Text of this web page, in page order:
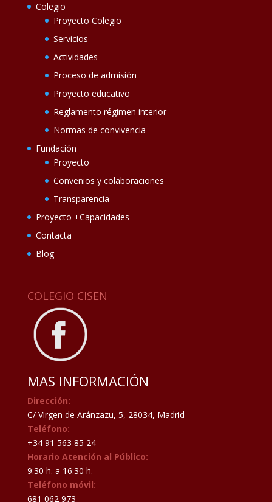
Colegio
Proyecto Colegio
Servicios
Actividades
Proceso de admisión
Proyecto educativo
Reglamento régimen interior
Normas de convivencia
Fundación
Proyecto
Convenios y colaboraciones
Transparencia
Proyecto +Capacidades
Contacta
Blog
COLEGIO CISEN
MAS INFORMACIÓN
Dirección:
C/ Virgen de Aránzazu, 5, 28034, Madrid
Teléfono:
+34 91 563 85 24
Horario Atención al Público:
9:30 h. a 16:30 h.
Teléfono móvil:
681 062 973